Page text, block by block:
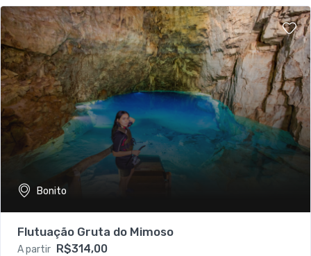
Bonito
Flutuação Gruta do Mimoso
A partir R$314,00